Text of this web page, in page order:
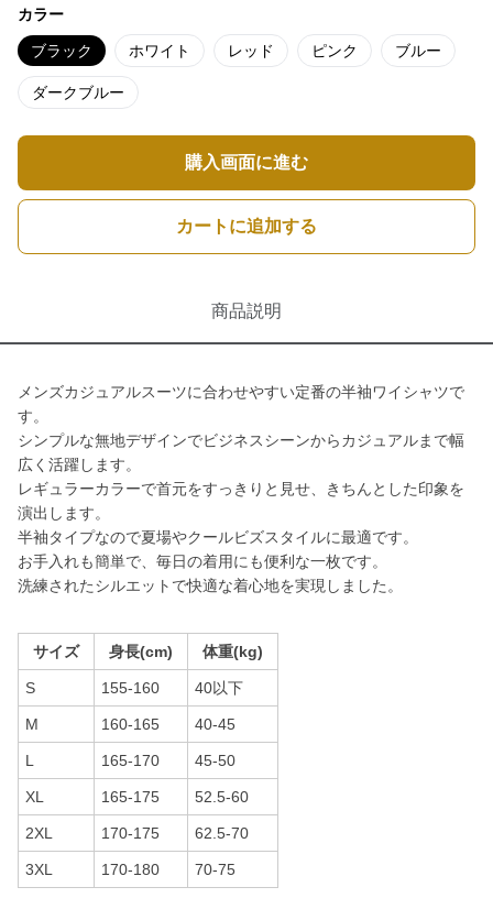
カラー
ブラック ホワイト レッド ピンク ブルー
ダークブルー
購入画面に進む
カートに追加する
商品説明
メンズカジュアルスーツに合わせやすい定番の半袖ワイシャツで
す。
シンプルな無地デザインでビジネスシーンからカジュアルまで幅
広く活躍します。
レギュラーカラーで首元をすっきりと見せ、きちんとした印象を
演出します。
半袖タイプなので夏場やクールビズスタイルに最適です。
お手入れも簡単で、毎日の着用にも便利な一枚です。
洗練されたシルエットで快適な着心地を実現しました。
サイズ 身長(cm) 体重(kg)
S 155-160 40以下
M 160-165 40-45
L 165-170 45-50
XL 165-175 52.5-60
2XL 170-175 62.5-70
3XL 170-180 70-75